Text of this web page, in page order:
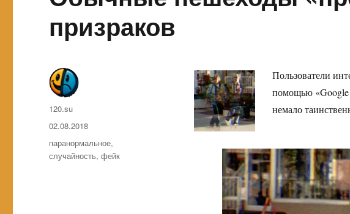
призраков
Пользователи
помощью «Google
немало
Автор
120.su
Опубликовано
02.08.2018
Метки
паранормальное,
случайность,фейк